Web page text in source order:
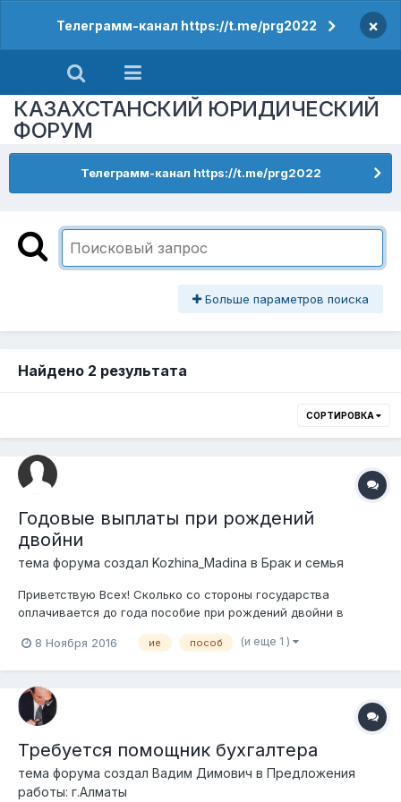
Телеграмм-канал https://t.me/prg2022 ×
КАЗАХСТАНСКИЙ ЮРИДИЧЕСКИЙ
ФОРУМ
Телеграмм-канал https://t.me/prg2022
Больше параметров поиска
Найдено 2 результата
СОРТИРОВКА
Годовые выплаты при рождений
двойни
тема форума создал Kozhina_Madina в Брак и семья
Приветствую Всех! Сколько со стороны государства
оплачивается до года пособие при рождений двойни в
8 Ноября 2016
ие пособ (и еще 1 )
Требуется помощник бухгалтера
тема форума создал Вадим Димович в Предложения
работы: г.Алматы